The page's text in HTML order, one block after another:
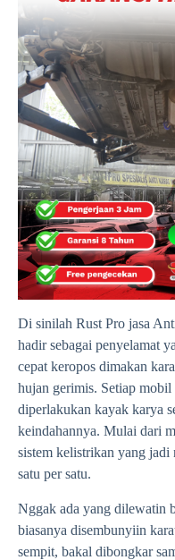
Di sinilah Rust Pro jasa
hadir sebagai penyelamat
cepat keropos dimakan
hujan gerimis. Setiap
diperlakukan kayak karya
keindahannya. Mulai dari
sistem kelistrikan yang jadi
satu per satu.
Nggak ada yang dilewatin
biasanya disembunyiin
sempit, bakal dibongkar